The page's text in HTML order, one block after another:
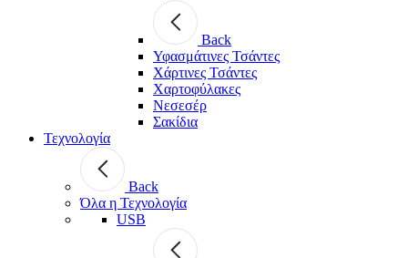
Back
Υφασμάτινες Τσάντες
Χάρτινες Τσάντες
Χαρτοφύλακες
Νεσεσέρ
Σακίδια
Τεχνολογία
Back
Όλα η Τεχνολογία
USB